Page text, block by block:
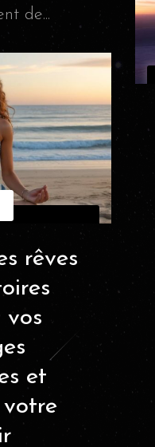
de...
rêves
vos
et